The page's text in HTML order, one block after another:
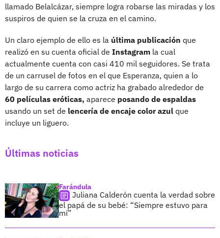
llamado Belalcázar, siempre logra robarse las miradas y los
suspiros de quien se la cruza en el camino.
Un claro ejemplo de ello es la última publicación que
realizó en su cuenta oficial de Instagram la cual
actualmente cuenta con casi 410 mil seguidores. Se trata
de un carrusel de fotos en el que Esperanza, quien a lo
largo de su carrera como actriz ha grabado alrededor de
60 películas eróticas, aparece posando de espaldas
usando un set de lencería de encaje color azul que
incluye un liguero.
Últimas noticias
Farándula
Juliana Calderón cuenta la verdad sobre
el papá de su bebé: “Siempre estuvo para
mí”